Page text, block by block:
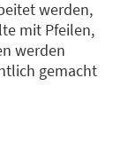
werden,
mit Pfeilen,
werden
gemacht